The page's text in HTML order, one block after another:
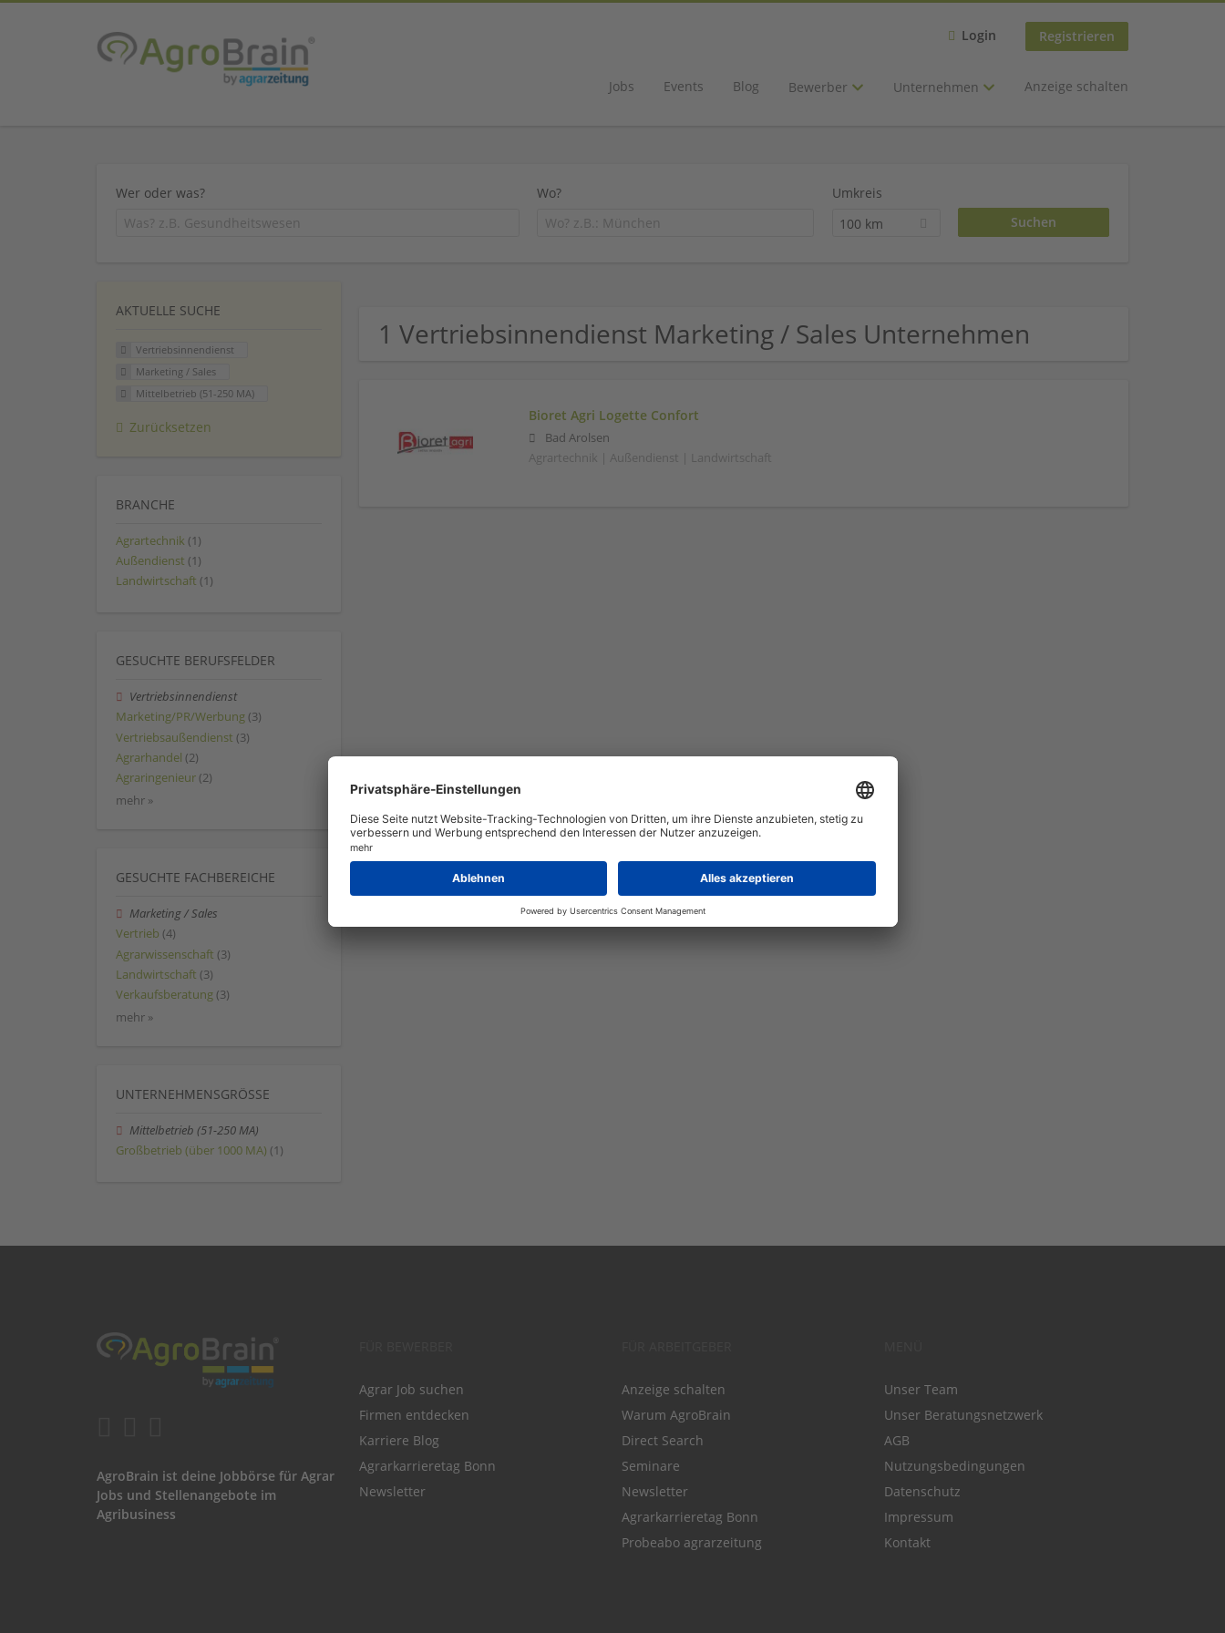
Login Registrieren
Jobs Events Blog Bewerber Unternehmen Anzeige schalten
Wer oder was? Wo?
Umkreis
100 km
1 Vertriebsinnendienst Marketing / Sales Unternehmen
Bioret Agri Logette Confort
Bad Arolsen
Agrartechnik | Außendienst | Landwirtschaft
AKTUELLE SUCHE
Vertriebsinnendienst
Marketing / Sales
Mittelbetrieb (51-250 MA)
Zurücksetzen
BRANCHE
Agrartechnik (1)
Außendienst (1)
Landwirtschaft (1)
GESUCHTE BERUFSFELDER
Vertriebsinnendienst
Marketing/PR/Werbung (3)
Vertriebsaußendienst (3)
Agrarhandel (2)
Agraringenieur (2)
mehr »
GESUCHTE FACHBEREICHE
Marketing / Sales
Vertrieb (4)
Agrarwissenschaft (3)
Landwirtschaft (3)
Verkaufsberatung (3)
mehr »
UNTERNEHMENSGRÖSSE
Mittelbetrieb (51-250 MA)
Großbetrieb (über 1000 MA) (1)
AgroBrain ist deine Jobbörse für Agrar
Jobs und Stellenangebote im
Agribusiness
Agrar Job suchen
Firmen entdecken
Karriere Blog
Agrarkarrieretag Bonn
Newsletter
Anzeige schalten
Warum AgroBrain
Direct Search
Seminare
Newsletter
Agrarkarrieretag Bonn
Probeabo agrarzeitung
Unser Team
Unser Beratungsnetzwerk
AGB
Nutzungsbedingungen
Datenschutz
Impressum
Kontakt